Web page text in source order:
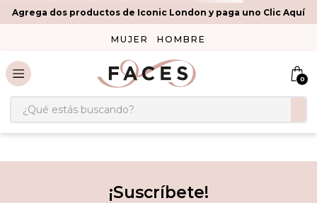
Agrega dos productos de Iconic London y paga uno Clic Aquí
MUJER HOMBRE
0
¿Qué estás buscando?
¡Suscríbete!